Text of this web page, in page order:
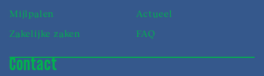
Mijlpalen
Actueel
Zakelijke zaken
FAQ
Contact